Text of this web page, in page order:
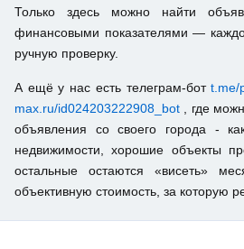
Только здесь можно найти
финансовыми показателями —
ручную проверку.
А ещё у нас есть телеграм-ботt.me/
max.ru/id024203222908_bot
, где
объявления со своего города -
недвижимости, хорошие объекты
остальные остаются «висеть»
объективную стоимость, за которую